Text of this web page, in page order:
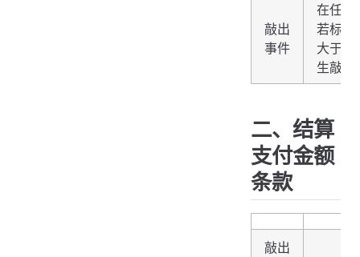
敲出
事件
在任意
若标的
大于障
生敲出
二、结算
支付金额
条款
敲出